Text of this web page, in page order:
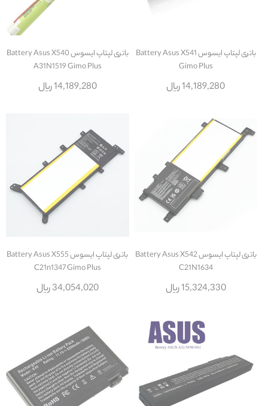
باتری لپتاپ ایسوس Battery Asus X541
Gimo Plus
14,189,280 ریال
باتری لپتاپ ایسوس Battery Asus X540
A31N1519 Gimo Plus
14,189,280 ریال
باتری لپتاپ ایسوس Battery Asus X542
C21N1634
15,324,330 ریال
باتری لپتاپ ایسوس Battery Asus X555
C21n1347 Gimo Plus
34,054,020 ریال